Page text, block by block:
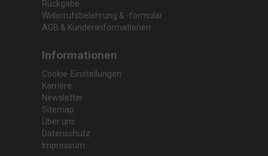
Rückgabe
Widerrufsbelehrung & -formular
AGB & Kundeninformationen
Informationen
Cookie-Einstellungen
Karriere
Newsletter
Sitemap
Über uns
Datenschutz
Impressum